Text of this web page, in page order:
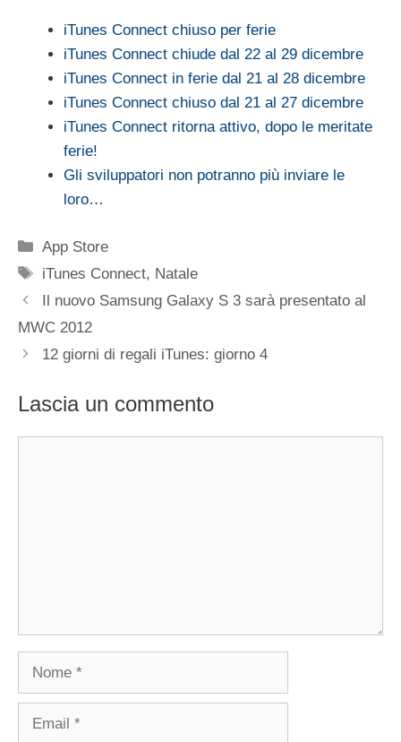
iTunes Connect chiuso per ferie
iTunes Connect chiude dal 22 al 29 dicembre
iTunes Connect in ferie dal 21 al 28 dicembre
iTunes Connect chiuso dal 21 al 27 dicembre
iTunes Connect ritorna attivo, dopo le meritate
ferie!
Gli sviluppatori non potranno più inviare le
loro…
Categorie
App Store
Tag
iTunes Connect, Natale
Il nuovo Samsung Galaxy S 3 sarà presentato al
MWC 2012
12 giorni di regali iTunes: giorno 4
Lascia un commento